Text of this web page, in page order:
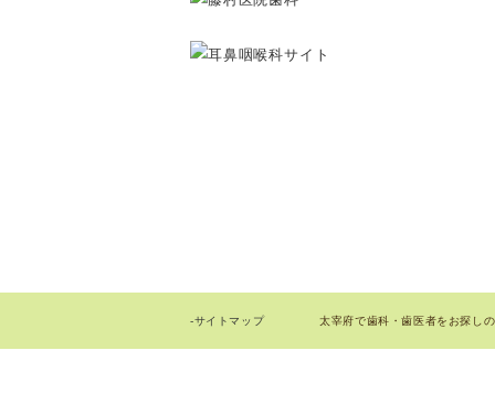
-サイトマップ 太宰府で歯科・歯医者をお探